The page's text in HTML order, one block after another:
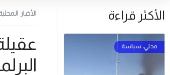
الأكثر قراءة الأخبار